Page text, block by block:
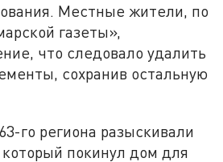
Местные жители, по
газеты»,
что следовало удалить
сохранив остальную
го региона разыскивали
покинул дом для